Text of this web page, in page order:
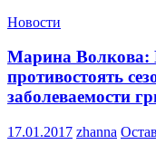
Новости
Марина Волкова:
противостоять
заболеваемости
17.01.2017 zhanna